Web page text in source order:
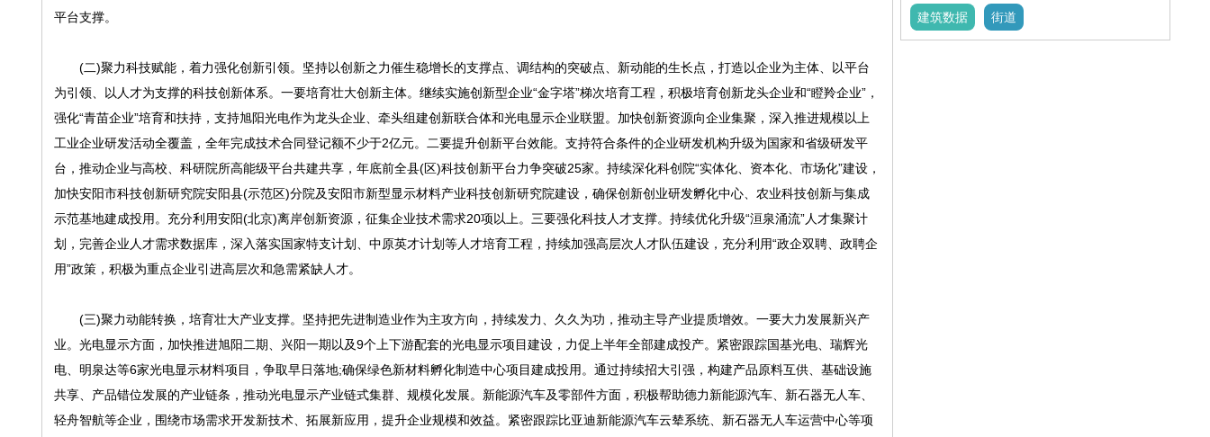
平台支撑。
(二)聚力科技赋能，着力强化创新引领。坚持以创新之力催生稳增长的支撑点、调结构的突破点、新动能的生长点，打造以企业为主体、以平台
为引领、以人才为支撑的科技创新体系。一要培育壮大创新主体。继续实施创新型企业“金字塔”梯次培育工程，积极培育创新龙头企业和“瞪羚企业”，
强化“青苗企业”培育和扶持，支持旭阳光电作为龙头企业、牵头组建创新联合体和光电显示企业联盟。加快创新资源向企业集聚，深入推进规模以上
工业企业研发活动全覆盖，全年完成技术合同登记额不少于2亿元。二要提升创新平台效能。支持符合条件的企业研发机构升级为国家和省级研发平
台，推动企业与高校、科研院所高能级平台共建共享，年底前全县(区)科技创新平台力争突破25家。持续深化科创院“实体化、资本化、市场化”建设，
加快安阳市科技创新研究院安阳县(示范区)分院及安阳市新型显示材料产业科技创新研究院建设，确保创新创业研发孵化中心、农业科技创新与集成
示范基地建成投用。充分利用安阳(北京)离岸创新资源，征集企业技术需求20项以上。三要强化科技人才支撑。持续优化升级“洹泉涌流”人才集聚计
划，完善企业人才需求数据库，深入落实国家特支计划、中原英才计划等人才培育工程，持续加强高层次人才队伍建设，充分利用“政企双聘、政聘企
用”政策，积极为重点企业引进高层次和急需紧缺人才。
(三)聚力动能转换，培育壮大产业支撑。坚持把先进制造业作为主攻方向，持续发力、久久为功，推动主导产业提质增效。一要大力发展新兴产
业。光电显示方面，加快推进旭阳二期、兴阳一期以及9个上下游配套的光电显示项目建设，力促上半年全部建成投产。紧密跟踪国基光电、瑞辉光
电、明泉达等6家光电显示材料项目，争取早日落地;确保绿色新材料孵化制造中心项目建成投用。通过持续招大引强，构建产品原料互供、基础设施
共享、产品错位发展的产业链条，推动光电显示产业链式集群、规模化发展。新能源汽车及零部件方面，积极帮助德力新能源汽车、新石器无人车、
轻舟智航等企业，围绕市场需求开发新技术、拓展新应用，提升企业规模和效益。紧密跟踪比亚迪新能源汽车云辇系统、新石器无人车运营中心等项
建筑数据 街道